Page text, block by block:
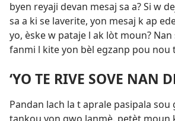
byen reyaji devan mesaj sa a? Si w
sa a ki se laverite, yon mesaj k ap
yo, èske w pataje l ak lòt moun? Nan
fanmi l kite yon bèl egzanp pou nou
‘YO TE RIVE SOVE NAN
Pandan lach la t aprale pasipala sou